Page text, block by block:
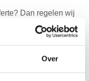
Over
Dan regelen wij
om te stressen. Wij
locatie in Westpoort
je dag genieten!